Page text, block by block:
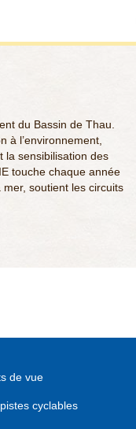
du Bassin de Thau.
à l’environnement,
la sensibilisation des
touche chaque année
soutient les circuits
de vue
cyclables